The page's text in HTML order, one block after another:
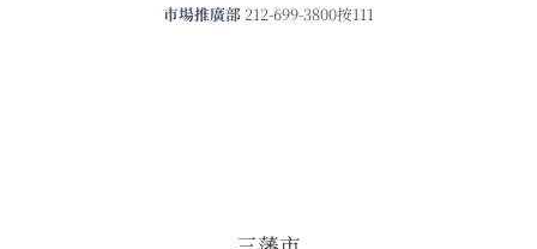
市場推廣部 212-699-3800按111